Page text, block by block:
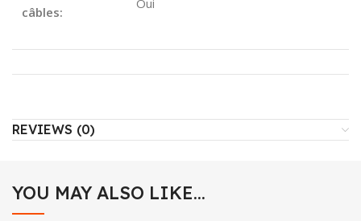
câbles:
Oui
REVIEWS (0)
YOU MAY ALSO LIKE…